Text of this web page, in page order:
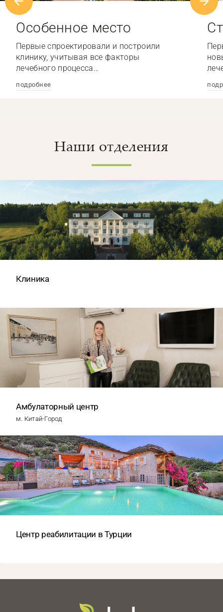
Особенное место
Первые спроектировали и построили
клинику, учитывая все факторы
лечебного процесса…
подробнее
Наши отделения
Клиника
Амбулаторный центр
м. Китай-Город
Центр реабилитации в Турции